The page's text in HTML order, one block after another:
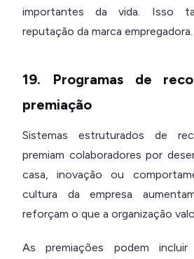
importantes da vida. Isso
reputação da marca empregadora.
19. Programas de
premiação
Sistemas estruturados de
premiam colaboradores por
casa, inovação ou
cultura da empresa
reforçam o que a organização
As premiações podem incluir